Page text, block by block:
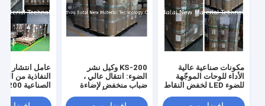
مكونات صناعية عالية
الأداء للوحات الموجّهة
للضوء LED لخفض النقاط
KS-200 وكيل نشر
الضوء: انتقال عالي ،
ضباب منخفض لإضاءة
العرض
عامل انتشار
النفاذية من
LED وشاشات LCD